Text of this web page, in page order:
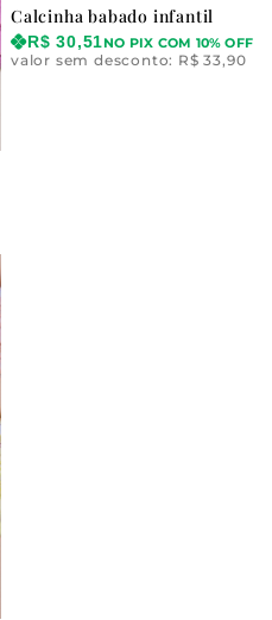
Calcinha babado infantil
R$ 30,51NO PIX COM 10% OFF
valor sem desconto: R$ 33,90